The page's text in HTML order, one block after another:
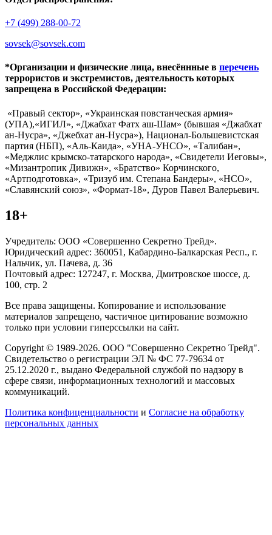
+7 (499) 288-00-72
sovsek@sovsek.com
*Организации и физические лица, внесённные в перечень
террористов и экстремистов, деятельность которых
запрещена в Российской Федерации:
«Правый сектор», «Украинская повстанческая армия»
(УПА),«ИГИЛ», «Джабхат Фатх аш-Шам» (бывшая «Джабхат
ан-Нусра», «Джебхат ан-Нусра»), Национал-Большевистская
партия (НБП), «Аль-Каида», «УНА-УНСО», «Талибан»,
«Меджлис крымско-татарского народа», «Свидетели Иеговы»,
«Мизантропик Дивижн», «Братство» Корчинского,
«Артподготовка», «Тризуб им. Степана Бандеры», «НСО»,
«Славянский союз», «Формат-18», Дуров Павел Валерьевич.
18+
Учредитель: ООО «Совершенно Секретно Трейд».
Юридический адрес: 360051, Кабардино-Балкарская Респ., г.
Нальчик, ул. Пачева, д. 36
Почтовый адрес: 127247, г. Москва, Дмитровское шоссе, д.
100, стр. 2
Все права защищены. Копирование и использование
материалов запрещено, частичное цитирование возможно
только при условии гиперссылки на сайт.
Copyright © 1989-2026. ООО "Совершенно Секретно Трейд".
Свидетельство о регистрации ЭЛ № ФС 77-79634 от
25.12.2020 г., выдано Федеральной службой по надзору в
сфере связи, информационных технологий и массовых
коммуникаций.
Политика конфиценциальности и Согласие на обработку
персональных данных